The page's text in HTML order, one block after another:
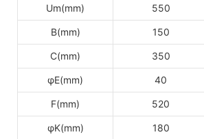
Um(mm) 550
B(mm) 150
C(mm) 350
φE(mm) 40
F(mm) 520
φK(mm) 180